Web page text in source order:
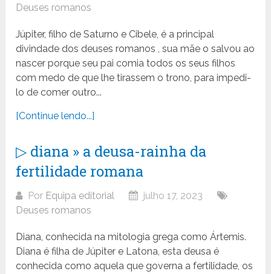
Deuses romanos
Júpiter, filho de Saturno e Cibele, é a principal
divindade dos deuses romanos , sua mãe o salvou ao
nascer porque seu pai comia todos os seus filhos
com medo de que lhe tirassem o trono, para impedi-
lo de comer outro...
[Continue lendo...]
▷ diana » a deusa-rainha da
fertilidade romana
Por Equipa editorial
julho 17, 2023
Deuses romanos
Diana, conhecida na mitologia grega como Ártemis.
Diana é filha de Júpiter e Latona, esta deusa é
conhecida como aquela que governa a fertilidade, os